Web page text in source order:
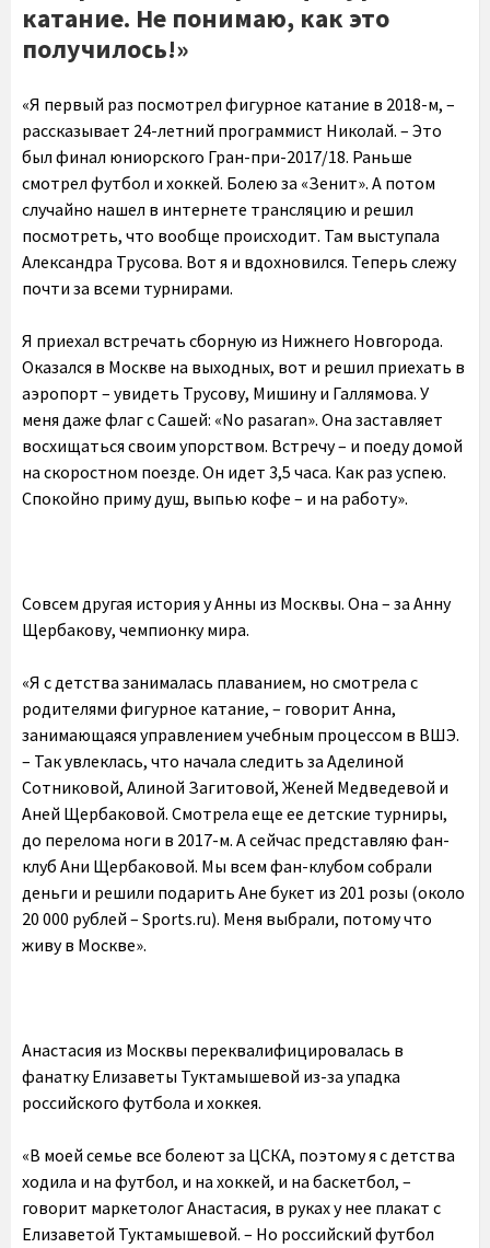
катание. Не понимаю, как это
получилось!»
«Я первый раз посмотрел фигурное катание в 2018-м, –
рассказывает 24-летний программист Николай. – Это
был финал юниорского Гран-при-2017/18. Раньше
смотрел футбол и хоккей. Болею за «Зенит». А потом
случайно нашел в интернете трансляцию и решил
посмотреть, что вообще происходит. Там выступала
Александра Трусова. Вот я и вдохновился. Теперь слежу
почти за всеми турнирами.
Я приехал встречать сборную из Нижнего Новгорода.
Оказался в Москве на выходных, вот и решил приехать в
аэропорт – увидеть Трусову, Мишину и Галлямова. У
меня даже флаг с Сашей: «No pasaran». Она заставляет
восхищаться своим упорством. Встречу – и поеду домой
на скоростном поезде. Он идет 3,5 часа. Как раз успею.
Спокойно приму душ, выпью кофе – и на работу».
Совсем другая история у Анны из Москвы. Она – за Анну
Щербакову, чемпионку мира.
«Я с детства занималась плаванием, но смотрела с
родителями фигурное катание, – говорит Анна,
занимающаяся управлением учебным процессом в ВШЭ.
– Так увлеклась, что начала следить за Аделиной
Сотниковой, Алиной Загитовой, Женей Медведевой и
Аней Щербаковой. Смотрела еще ее детские турниры,
до перелома ноги в 2017-м. А сейчас представляю фан-
клуб Ани Щербаковой. Мы всем фан-клубом собрали
деньги и решили подарить Ане букет из 201 розы (около
20 000 рублей – Sports.ru). Меня выбрали, потому что
живу в Москве».
Анастасия из Москвы переквалифицировалась в
фанатку Елизаветы Туктамышевой из-за упадка
российского футбола и хоккея.
«В моей семье все болеют за ЦСКА, поэтому я с детства
ходила и на футбол, и на хоккей, и на баскетбол, –
говорит маркетолог Анастасия, в руках у нее плакат с
Елизаветой Туктамышевой. – Но российский футбол